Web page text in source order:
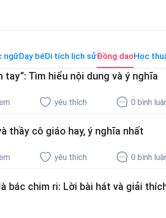
ngữDạy béDi tích lịch sửĐồng daoHọc
tay”: Tìm hiểu nội dung và ý nghĩa
yêu thích 0bình
thầy cô giáo hay, ý nghĩa nhất
yêu thích 0 bình
bác chim ri: Lời bài hát và giải